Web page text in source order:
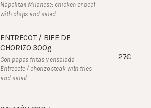
Napolitan Milanese: chicken or beef
with chips and salad
ENTRECOT / BIFE DE
CHORIZO 300g
Con papas fritas y ensalada
Entrecote / chorizo steak with fries
and salad
27€